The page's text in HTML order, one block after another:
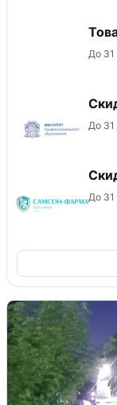
До 31
До 31
До 31